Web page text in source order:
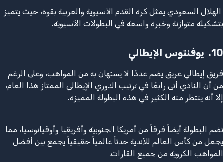
الهلال السعودي يمثل كرة القدم الآسيوية والعربية بقوة، حيث يتميز
بتشكيلة متوازنة وخبرة واسعة في البطولات الآسيوية.
10. يوفنتوس الإيطالي
فريق إيطالي عريق يضم عددًا لا يستهان به من المواهب، وعلى الرغم
من أن النادي أتى رابعًا في ترتيب الدوري الإيطالي الممتاز هذا العام،
إلا أنه ينتظر منه الكثير في هذه البطولة المميزة.
تضم البطولة أيضاً فرقاً من أمريكا الجنوبية وأفريقيا وأوقيانوسيا، مما
يجعل من كأس العالم للأندية حدثاً عالمياً حقيقياً يجمع بين أفضل
المواهب الكروية من جميع القارات.